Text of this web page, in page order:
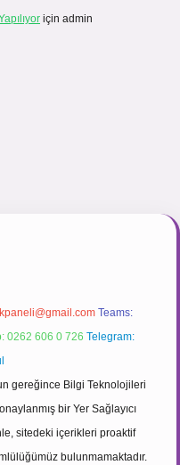
için admin
Teams:
0262 606 0 726 Telegram:
gereğince Bilgi Teknolojileri
bir Yer Sağlayıcı
sitedeki içerikleri proaktif
bulunmamaktadır.